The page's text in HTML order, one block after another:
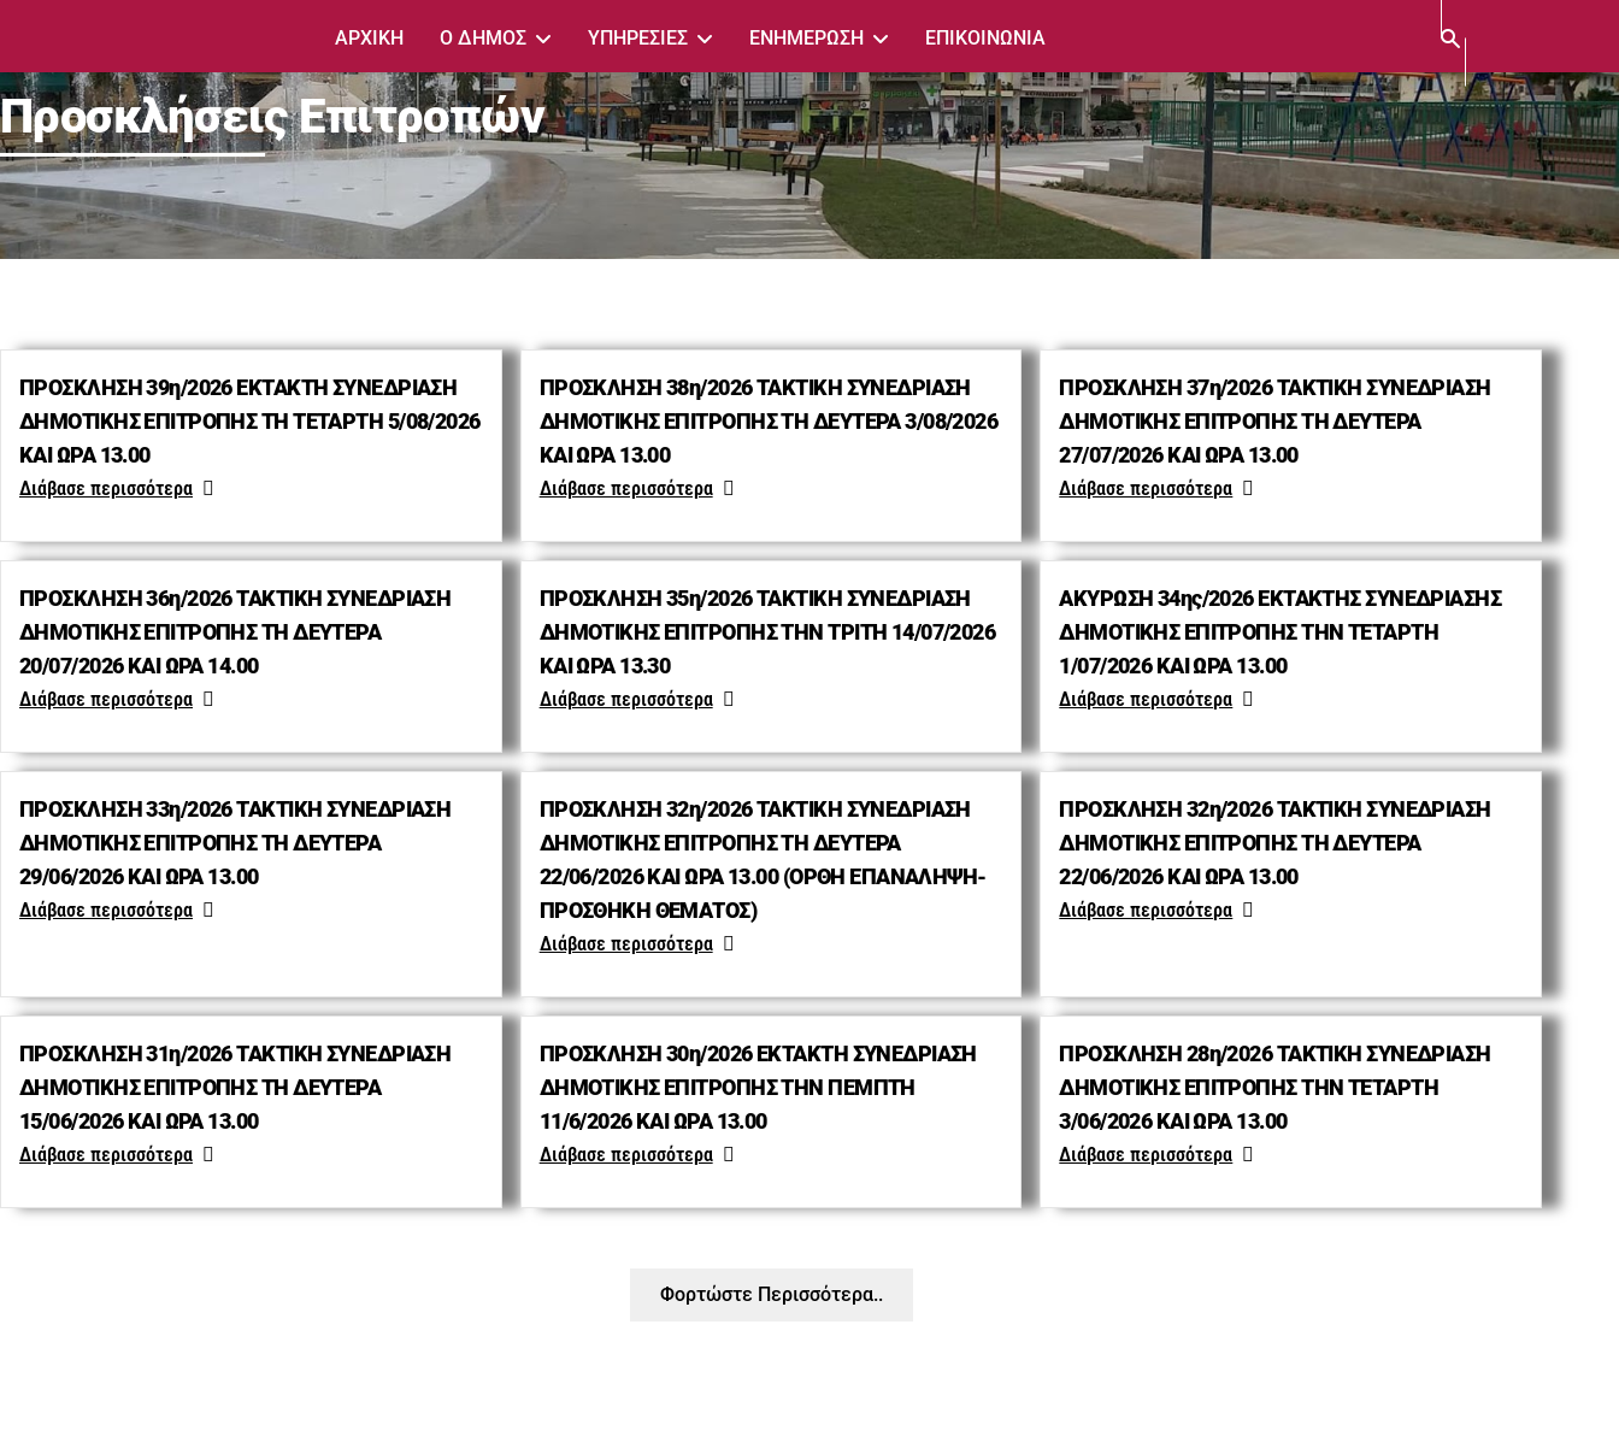
ΑΡΧΙΚΗ Ο ΔΗΜΟΣ ΥΠΗΡΕΣΙΕΣ ΕΝΗΜΕΡΩΣΗ ΕΠΙΚΟΙΝΩΝΙΑ
Προσκλήσεις Επιτροπών
ΠΡΟΣΚΛΗΣΗ 39η/2026 ΕΚΤΑΚΤΗ ΣΥΝΕΔΡΙΑΣΗ
ΔΗΜΟΤΙΚΗΣ ΕΠΙΤΡΟΠΗΣ ΤΗ ΤΕΤΑΡΤΗ 5/08/2026
ΚΑΙ ΩΡΑ 13.00
Διάβασε περισσότερα
ΠΡΟΣΚΛΗΣΗ 38η/2026 ΤΑΚΤΙΚΗ ΣΥΝΕΔΡΙΑΣΗ
ΔΗΜΟΤΙΚΗΣ ΕΠΙΤΡΟΠΗΣ ΤΗ ΔΕΥΤΕΡΑ 3/08/2026
ΚΑΙ ΩΡΑ 13.00
Διάβασε περισσότερα
ΠΡΟΣΚΛΗΣΗ 37η/2026 ΤΑΚΤΙΚΗ ΣΥΝΕΔΡΙΑΣΗ
ΔΗΜΟΤΙΚΗΣ ΕΠΙΤΡΟΠΗΣ ΤΗ ΔΕΥΤΕΡΑ
27/07/2026 ΚΑΙ ΩΡΑ 13.00
Διάβασε περισσότερα
ΠΡΟΣΚΛΗΣΗ 36η/2026 ΤΑΚΤΙΚΗ ΣΥΝΕΔΡΙΑΣΗ
ΔΗΜΟΤΙΚΗΣ ΕΠΙΤΡΟΠΗΣ ΤΗ ΔΕΥΤΕΡΑ
20/07/2026 ΚΑΙ ΩΡΑ 14.00
Διάβασε περισσότερα
ΠΡΟΣΚΛΗΣΗ 35η/2026 ΤΑΚΤΙΚΗ ΣΥΝΕΔΡΙΑΣΗ
ΔΗΜΟΤΙΚΗΣ ΕΠΙΤΡΟΠΗΣ ΤΗΝ ΤΡΙΤΗ 14/07/2026
ΚΑΙ ΩΡΑ 13.30
Διάβασε περισσότερα
ΑΚΥΡΩΣΗ 34ης/2026 ΕΚΤΑΚΤΗΣ ΣΥΝΕΔΡΙΑΣΗΣ
ΔΗΜΟΤΙΚΗΣ ΕΠΙΤΡΟΠΗΣ ΤΗΝ ΤΕΤΑΡΤΗ
1/07/2026 ΚΑΙ ΩΡΑ 13.00
Διάβασε περισσότερα
ΠΡΟΣΚΛΗΣΗ 33η/2026 ΤΑΚΤΙΚΗ ΣΥΝΕΔΡΙΑΣΗ
ΔΗΜΟΤΙΚΗΣ ΕΠΙΤΡΟΠΗΣ ΤΗ ΔΕΥΤΕΡΑ
29/06/2026 ΚΑΙ ΩΡΑ 13.00
Διάβασε περισσότερα
ΠΡΟΣΚΛΗΣΗ 32η/2026 ΤΑΚΤΙΚΗ ΣΥΝΕΔΡΙΑΣΗ
ΔΗΜΟΤΙΚΗΣ ΕΠΙΤΡΟΠΗΣ ΤΗ ΔΕΥΤΕΡΑ
22/06/2026 ΚΑΙ ΩΡΑ 13.00 (ΟΡΘΗ ΕΠΑΝΑΛΗΨΗ-
ΠΡΟΣΘΗΚΗ ΘΕΜΑΤΟΣ)
Διάβασε περισσότερα
ΠΡΟΣΚΛΗΣΗ 32η/2026 ΤΑΚΤΙΚΗ ΣΥΝΕΔΡΙΑΣΗ
ΔΗΜΟΤΙΚΗΣ ΕΠΙΤΡΟΠΗΣ ΤΗ ΔΕΥΤΕΡΑ
22/06/2026 ΚΑΙ ΩΡΑ 13.00
Διάβασε περισσότερα
ΠΡΟΣΚΛΗΣΗ 31η/2026 ΤΑΚΤΙΚΗ ΣΥΝΕΔΡΙΑΣΗ
ΔΗΜΟΤΙΚΗΣ ΕΠΙΤΡΟΠΗΣ ΤΗ ΔΕΥΤΕΡΑ
15/06/2026 ΚΑΙ ΩΡΑ 13.00
Διάβασε περισσότερα
ΠΡΟΣΚΛΗΣΗ 30η/2026 ΕΚΤΑΚΤΗ ΣΥΝΕΔΡΙΑΣΗ
ΔΗΜΟΤΙΚΗΣ ΕΠΙΤΡΟΠΗΣ ΤΗΝ ΠΕΜΠΤΗ
11/6/2026 ΚΑΙ ΩΡΑ 13.00
Διάβασε περισσότερα
ΠΡΟΣΚΛΗΣΗ 28η/2026 ΤΑΚΤΙΚΗ ΣΥΝΕΔΡΙΑΣΗ
ΔΗΜΟΤΙΚΗΣ ΕΠΙΤΡΟΠΗΣ ΤΗΝ ΤΕΤΑΡΤΗ
3/06/2026 ΚΑΙ ΩΡΑ 13.00
Διάβασε περισσότερα
Φορτώστε Περισσότερα..